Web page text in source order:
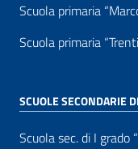
Scuola primaria
Scuola primaria
SCUOLE SECONDARIE
Scuola sec. di I grado